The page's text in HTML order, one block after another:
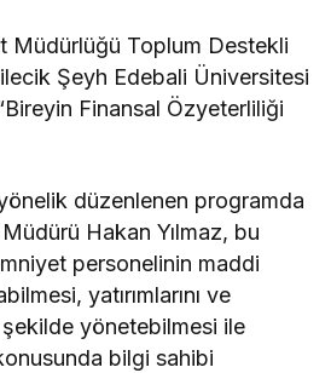
Müdürlüğü Toplum Destekli
Şeyh Edebali Üniversitesi
Finansal Özyeterliliği
yönelik düzenlenen programda
Hakan Yılmaz, bu
personelinin maddi
yatırımlarını ve
şekilde yönetebilmesi ile
bilgi sahibi